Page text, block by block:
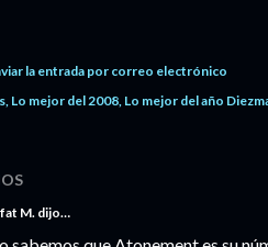
la entrada por correo electrónico
Lo mejor del 2008 Lo mejor del año
M.dijo…